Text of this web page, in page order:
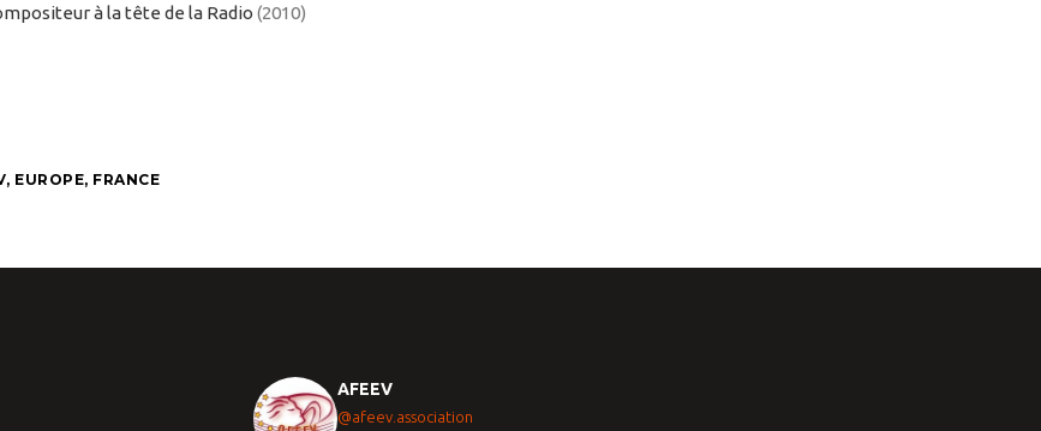
à la tête de la Radio (2010)
, EUROPE, FRANCE
AFEEV
@afeev.association